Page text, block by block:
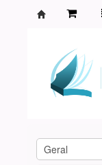
Agamenon